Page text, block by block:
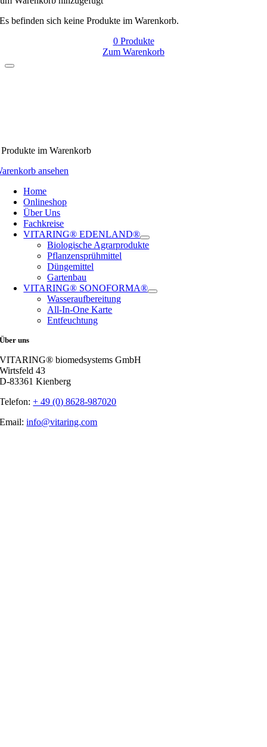
Es befinden sich keine Produkte im Warenkorb.
0Produkte
Zum Warenkorb
im Warenkorb
ansehen
Home
Onlineshop
Über Uns
Fachkreise
VITARING® EDENLAND®
Biologische Agrarprodukte
Pflanzensprühmittel
Düngemittel
Gartenbau
VITARING® SONOFORMA®
Wasseraufbereitung
All-In-One Karte
Entfeuchtung
Über uns
VITARING® biomedsystems GmbH
Wirtsfeld 43
D-83361 Kienberg
Telefon:+ 49 (0) 8628-987020
Email:info@vitaring.com